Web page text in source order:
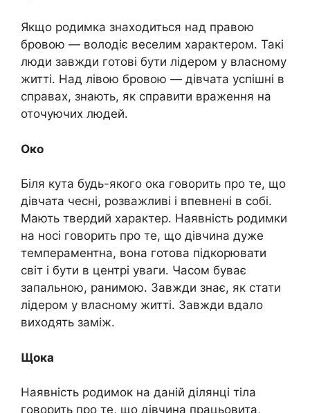
Якщо родимка знаходиться над правою
бровою — володіє веселим характером. Такі
люди завжди готові бути лідером у власному
житті. Над лівою бровою — дівчата успішні в
справах, знають, як справити враження на
оточуючих людей.
Око
Біля кута будь-якого ока говорить про те, що
дівчата чесні, розважливі і впевнені в собі.
Мають твердий характер. Наявність родимки
на носі говорить про те, що дівчина дуже
темпераментна, вона готова підкорювати
світ і бути в центрі уваги. Часом буває
запальною, ранимою. Завжди знає, як стати
лідером у власному житті. Завжди вдало
виходять заміж.
Щока
Наявність родимок на даній ділянці тіла
говорить про те, що дівчина працьовита,